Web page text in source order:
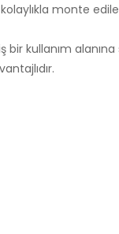
monte
kullanım